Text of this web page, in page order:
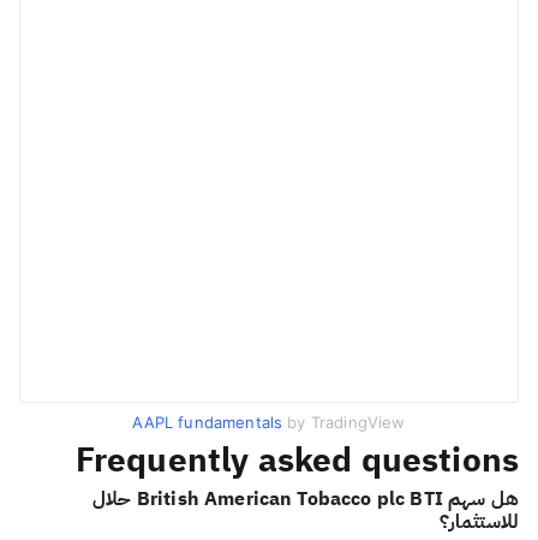
AAPL fundamentals by TradingView
Frequently asked questions
هل سهم British American Tobacco plc BTI حلال
للاستثمار؟